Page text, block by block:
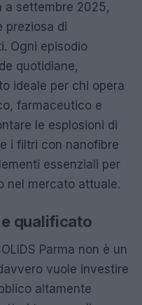
a settembre 2025,
preziosa di
Ogni episodio
quotidiane,
ideale per chi opera
farmaceutico e
le esplosioni di
i filtri con nanofibre
essenziali per
nel mercato attuale.
qualificato
Parma non è un
vuole investire
altamente